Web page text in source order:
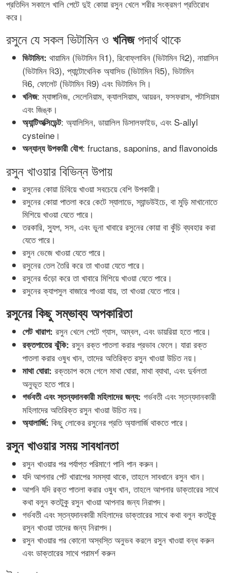
প্রতিদিন সকালে খালি পেটে দুই কোয়া রসুন খেলে শরীর সংক্রমণ প্রতিরোধ
করে।
রসুনে যে সকল ভিটামিন ও খনিজপদার্থ থাকে
ভিটামিন: থায়ামিন (ভিটামিন বি1), রিবোফ্লাবিন (ভিটামিন বি2), নায়াসিন
(ভিটামিন বি3), প্যান্টোথেনিক অ্যাসিড (ভিটামিন বি5), ভিটামিন
বি6, ফোলেট (ভিটামিন বি9) এবং ভিটামিন সি।
খনিজ: ম্যাঙ্গানিজ, সেলেনিয়াম, ক্যালসিয়াম, আয়রন, ফসফরাস, পটাসিয়াম
এবং জিঙ্ক।
অ্যান্টিঅক্সিডেন্ট: অ্যালিসিন, ডায়ালিল ডিসালফাইড, এবং S-allyl
cysteine।
অন্যান্য উপকারী যৌগ: fructans, saponins, and flavonoids
রসুন খাওয়ার বিভিন্ন উপায়
রসুনের কোয়া চিবিয়ে খাওয়া সবচেয়ে বেশি উপকারী।
রসুনের কোয়া পাতলা করে কেটে স্যালাডে, স্যান্ডউইচে, বা মুড়ি মাখানোতে
মিশিয়ে খাওয়া যেতে পারে।
তরকারি, স্যুপ, সস, এবং ভুনা খাবারে রসুনের কোয়া বা কুঁচি ব্যবহার করা
যেতে পারে।
রসুন ভেজে খাওয়া যেতে পারে।
রসুনের তেল তৈরি করে তা খাওয়া যেতে পারে।
রসুনের গুঁড়ো করে তা খাবারে মিশিয়ে খাওয়া যেতে পারে।
রসুনের ক্যাপসুল বাজারে পাওয়া যায়, তা খাওয়া যেতে পারে।
রসুনের কিছু সম্ভাব্য অপকারিতা
পেট খারাপ: রসুন খেলে পেটে গ্যাস, অম্বল, এবং ডায়রিয়া হতে পারে।
রক্তপাতের ঝুঁকি: রসুন রক্ত পাতলা করার প্রভাব ফেলে। যারা রক্ত
পাতলা করার ওষুধ খান, তাদের অতিরিক্ত রসুন খাওয়া উচিত নয়।
মাথা ঘোরা: রক্তচাপ কমে গেলে মাথা ঘোরা, মাথা ব্যাথা, এবং দুর্বলতা
অনুভূত হতে পারে।
গর্ভবতী এবং স্তন্যদানকারী মহিলাদের জন্য: গর্ভবতী এবং স্তন্যদানকারী
মহিলাদের অতিরিক্ত রসুন খাওয়া উচিত নয়।
অ্যালার্জি: কিছু লোকের রসুনের প্রতি অ্যালার্জি থাকতে পারে।
রসুন খাওয়ার সময় সাবধানতা
রসুন খাওয়ার পর পর্যাপ্ত পরিমাণে পানি পান করুন।
যদি আপনার পেট খারাপের সমস্যা থাকে, তাহলে সাবধানে রসুন খান।
আপনি যদি রক্ত পাতলা করার ওষুধ খান, তাহলে আপনার ডাক্তারের সাথে
কথা বলুন কতটুকু রসুন খাওয়া আপনার জন্য নিরাপদ।
গর্ভবতী এবং স্তন্যদানকারী মহিলাদের ডাক্তারের সাথে কথা বলুন কতটুকু
রসুন খাওয়া তাদের জন্য নিরাপদ।
রসুন খাওয়ার পর কোনো অস্বস্তি অনুভব করলে রসুন খাওয়া বন্ধ করুন
এবং ডাক্তারের সাথে পরামর্শ করুন